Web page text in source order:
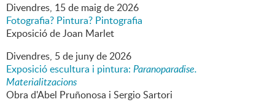
Divendres, 15de maigde2026
Fotografia? Pintura? Pintografia
Exposició de Joan Marlet
Divendres, 5de junyde2026
Exposició escultura i pintura: Paranoparadise.
Materialitzacions
Obra d'Abel Pruñonosa i Sergio Sartori